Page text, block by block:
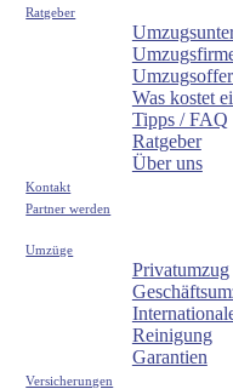
Ratgeber
Was kostet
Tipps / FAQ
Ratgeber
Über uns
Kontakt
Partner werden
Umzüge
Privatumzug
Reinigung
Garantien
Versicherungen